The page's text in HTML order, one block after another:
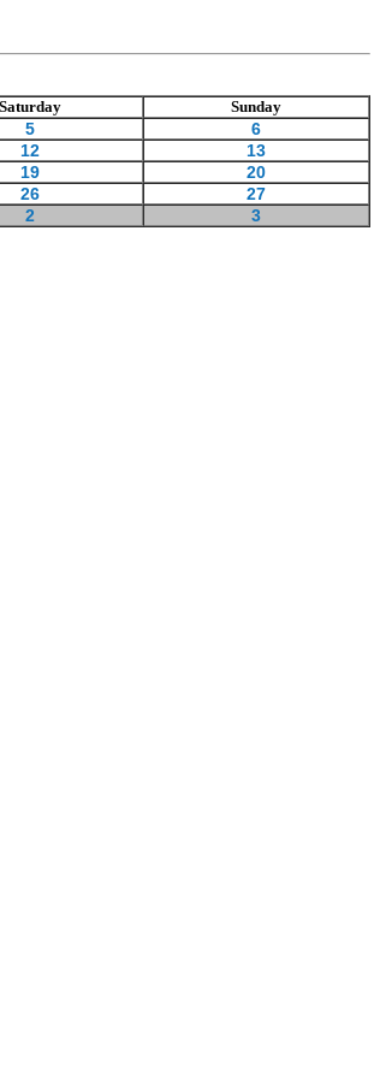
Saturday Sunday
5
6
12
13
19
20
26
27
2 3